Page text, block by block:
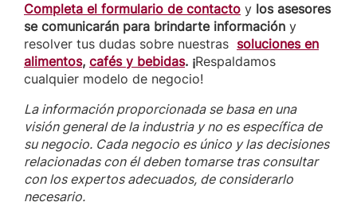
Completa el formulario de contacto y los asesores
se comunicarán para brindarte información y
resolver tus dudas sobre nuestras soluciones en
alimentos, cafés y bebidas. ¡Respaldamos
cualquier modelo de negocio!
La información proporcionada se basa en una
visión general de la industria y no es específica de
su negocio. Cada negocio es único y las decisiones
relacionadas con él deben tomarse tras consultar
con los expertos adecuados, de considerarlo
necesario.